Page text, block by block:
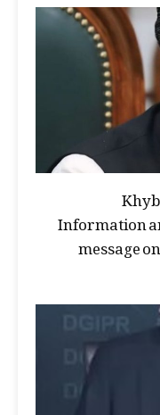
Information
message